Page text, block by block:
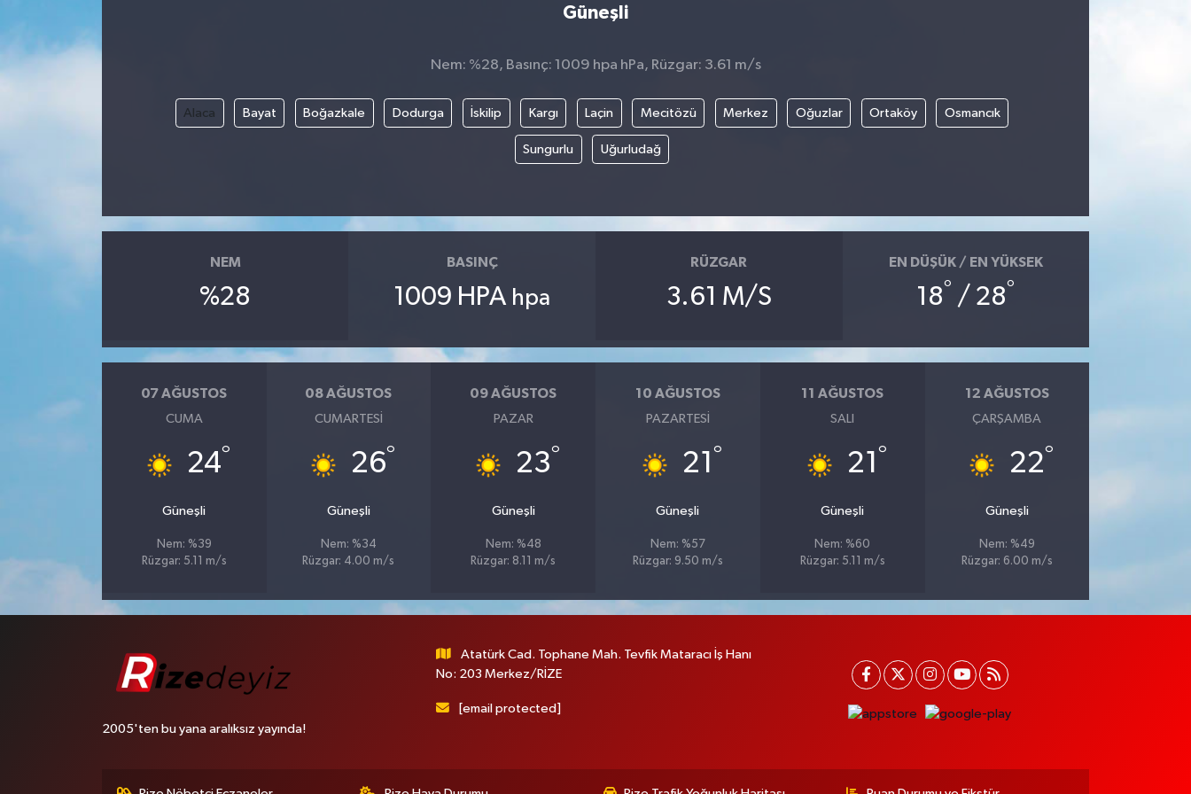
Güneşli
Nem: %28, Basınç: 1009 hpa hPa, Rüzgar: 3.61 m/s
Alaca Bayat Boğazkale Dodurga İskilip Kargı Laçin Mecitözü Merkez Oğuzlar Ortaköy Osmancık
Sungurlu Uğurludağ
NEM
%28
BASINÇ
1009 HPA hpa
RÜZGAR
3.61 M/S
EN DÜŞÜK / EN YÜKSEK
18° / 28°
07 AĞUSTOS
CUMA
24°
Güneşli
Nem: %39
Rüzgar: 5.11 m/s
08 AĞUSTOS
CUMARTESI
26°
Güneşli
Nem: %34
Rüzgar: 4.00 m/s
09 AĞUSTOS
PAZAR
23°
Güneşli
Nem: %48
Rüzgar: 8.11 m/s
10 AĞUSTOS
PAZARTESI
21 °
Güneşli
Nem: %57
Rüzgar: 9.50 m/s
11 AĞUSTOS
SALI
21 °
Güneşli
Nem: %60
Rüzgar: 5.11 m/s
12 AĞUSTOS
ÇARŞAMBA
22°
Güneşli
Nem: %49
Rüzgar: 6.00 m/s
2005'ten bu yana aralıksız yayında!
Atatürk Cad. Tophane Mah. Tevfik Mataracı İş Hanı
No: 203 Merkez/RİZE
[email protected]